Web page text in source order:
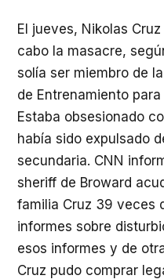
El jueves, Nikolas
cabo la masacre,
solía ser miembro de
de Entrenamiento
Estaba obsesionado
había sido expulsado
secundaria. CNN
sheriff de Broward
familia Cruz 39 veces
informes sobre
esos informes y de
Cruz pudo comprar